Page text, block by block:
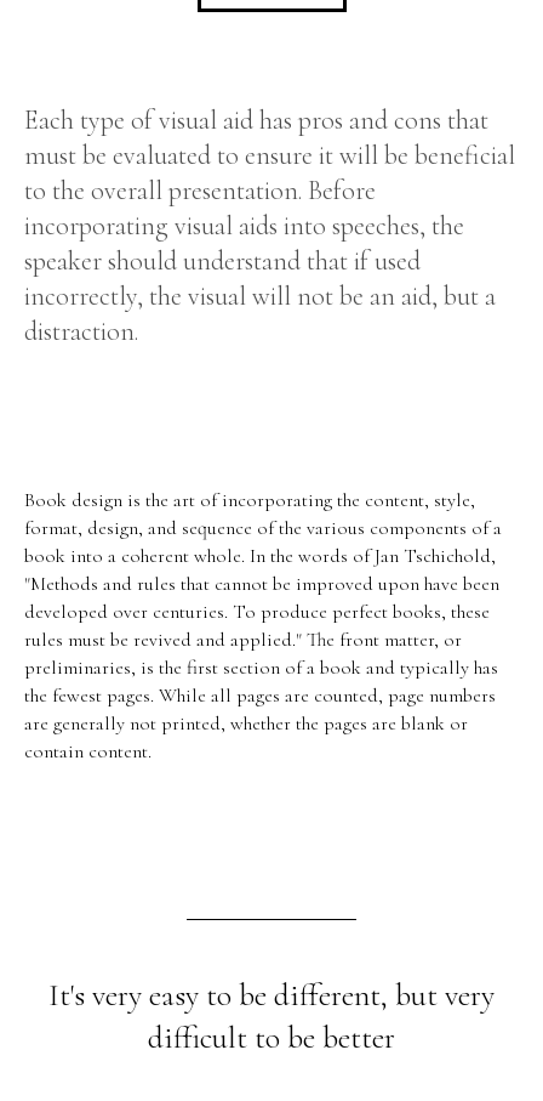
Each type of visual aid has pros and cons that
must be evaluated to ensure it will be beneficial
to the overall presentation. Before
incorporating visual aids into speeches, the
speaker should understand that if used
incorrectly, the visual will not be an aid, but a
distraction.
Book design is the art of incorporating the content, style,
format, design, and sequence of the various components of a
book into a coherent whole. In the words of Jan Tschichold,
"Methods and rules that cannot be improved upon have been
developed over centuries. To produce perfect books, these
rules must be revived and applied." The front matter, or
preliminaries, is the first section of a book and typically has
the fewest pages. While all pages are counted, page numbers
are generally not printed, whether the pages are blank or
contain content.
It's very easy to be different, but very
difficult to be better